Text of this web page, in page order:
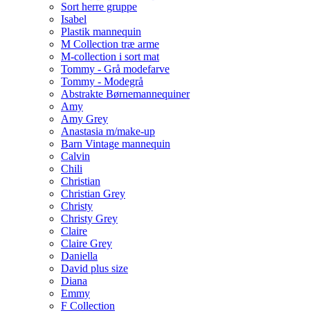
Sort herre gruppe
Isabel
Plastik mannequin
M Collection træ arme
M-collection i sort mat
Tommy - Grå modefarve
Tommy - Modegrå
Abstrakte Børnemannequiner
Amy
Amy Grey
Anastasia m/make-up
Barn Vintage mannequin
Calvin
Chili
Christian
Christian Grey
Christy
Christy Grey
Claire
Claire Grey
Daniella
David plus size
Diana
Emmy
F Collection